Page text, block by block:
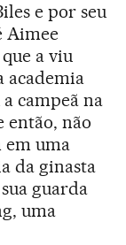
e por seu
Aimee
a viu
academia
campeã na
então, não
em uma
da ginasta
guarda
uma